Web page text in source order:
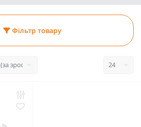
Фільтр товару